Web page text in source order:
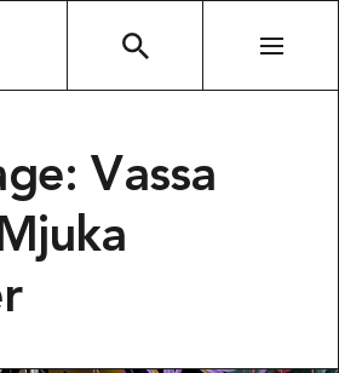
Vassa